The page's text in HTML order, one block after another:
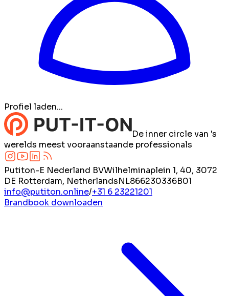
Profiel laden...
De inner circle van 's
werelds meest vooraanstaande professionals
Putiton-E Nederland BVWilhelminaplein 1, 40, 3072
DE Rotterdam, NetherlandsNL866230336B01
info@putiton.online/+31 6 23221201
Brandbook downloaden